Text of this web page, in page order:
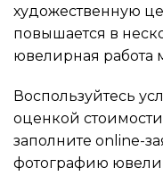
художественную
повышается в
ювелирная работа
Воспользуйтесь
оценкой
заполните online-
фотографию